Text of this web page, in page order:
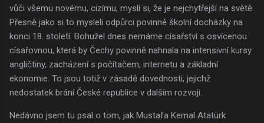
vůči všemu novému, cizímu, myslí si, že je nejchytřejší na světě.
Přesně jako si to mysleli odpůrci povinné školní docházky na
konci 18. století. Bohužel dnes nemáme císařství s osvícenou
císařovnou, která by Čechy povinně nahnala na intensivní kursy
angličtiny, zacházení s počítačem, internetu a základní
ekonomie. To jsou totiž v zásadě dovednosti, jejichž
nedostatek brání České republice v dalším rozvoji.
Nedávno jsem tu psal o tom, jak Mustafa Kemal Atatürk